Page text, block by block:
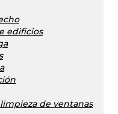
edificios
de ventanas